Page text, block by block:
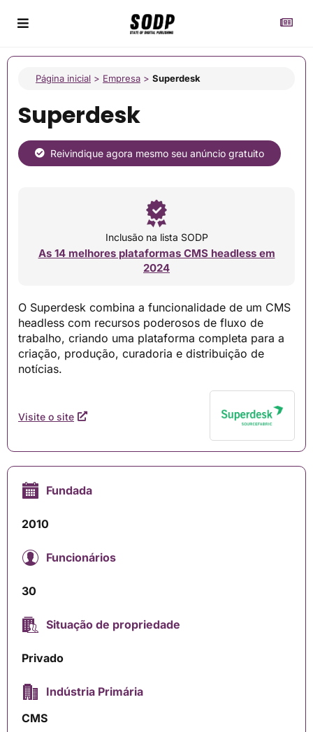
Página inicial > Empresa > Superdesk
Superdesk
Reivindique agora mesmo seu anúncio gratuito
Inclusão na lista SODP
As 14 melhores plataformas CMS headless em
2024
O Superdesk combina a funcionalidade de um CMS
headless com recursos poderosos de fluxo de
trabalho, criando uma plataforma completa para a
criação, produção, curadoria e distribuição de
notícias.
Visite o site
Fundada
2010
Funcionários
30
Situação de propriedade
Privado
Indústria Primária
CMS